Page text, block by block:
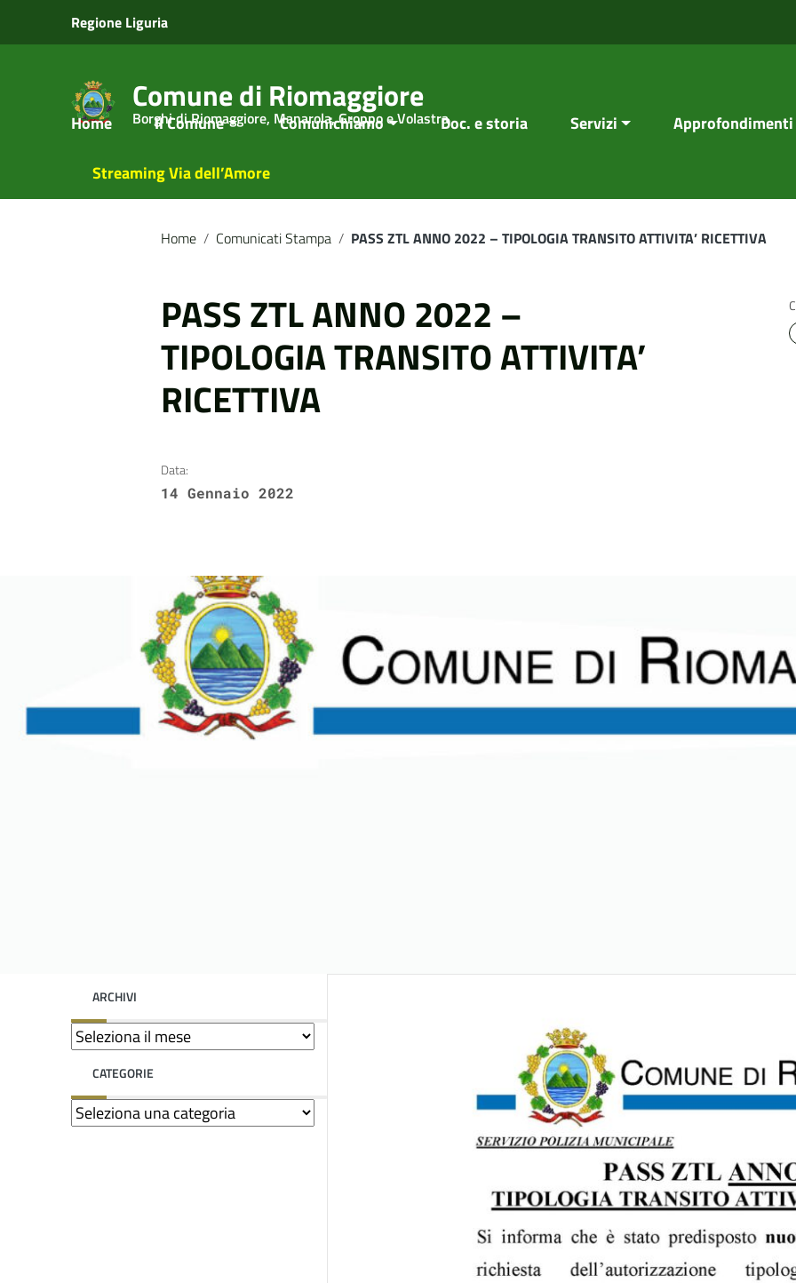
Vai ai contenuti
Vai al menu di navigazione
Regione Liguria
Comune di Riomaggiore
Borghi di Riomaggiore, Manarola, Groppo e Volastra
Home Il Comune Comunichiamo Doc. e storia Servizi Approfondimenti
Streaming Via dell’Amore
Home / Comunicati Stampa / PASS ZTL ANNO 2022 – TIPOLOGIA TRANSITO ATTIVITA’ RICETTIVA
PASS ZTL ANNO 2022 –
TIPOLOGIA TRANSITO ATTIVITA’
RICETTIVA
Data:
14 Gennaio 2022
ARCHIVI
CATEGORIE